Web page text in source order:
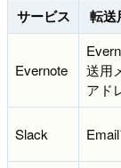
サービス 転送
Evernote
送用
アド
Slack